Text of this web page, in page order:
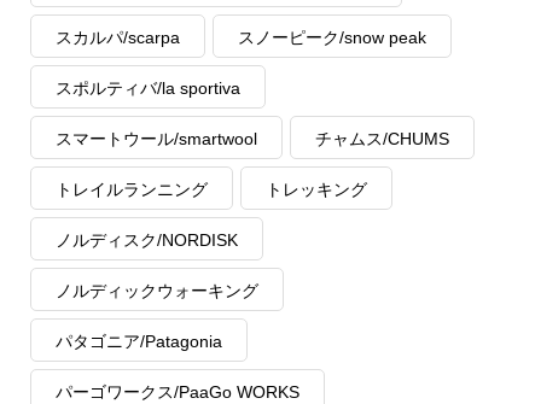
スカルパ/scarpa スノーピーク/snow peak
スポルティバ/la sportiva
スマートウール/smartwool チャムス/CHUMS
トレイルランニング トレッキング
ノルディスク/NORDISK
ノルディックウォーキング
パタゴニア/Patagonia
パーゴワークス/PaaGo WORKS